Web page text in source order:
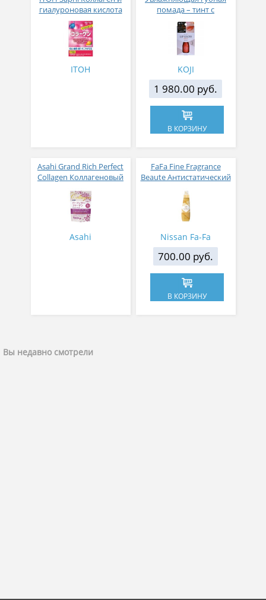
гиалуроновая кислота
со вкусом манго 30
стиков
ITOH
помада – тинт с
аппликатором KOJI,
Красно-оранжевый
KOJI
1 980.00 руб.
В КОРЗИНУ
Asahi Grand Rich Perfect
Collagen Коллагеновый
плацентой и
изофлавонами сои 228
гр
Asahi
FaFa Fine Fragrance
Beaute Антистатический
с ароматом цветов,
мускуса и сандалового
дерева 600 мл
Nissan Fa-Fa
700.00 руб.
В КОРЗИНУ
Вы недавно смотрели